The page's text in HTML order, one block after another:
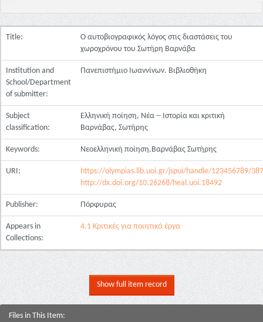
Title:
Ο αυτοβιογραφικός λόγος στις διαστάσεις του
χωροχρόνου του Σωτήρη Βαρνάβα
Institution and
School/Department
of submitter:
Πανεπιστήμιο Ιωαννίνων. Βιβλιοθήκη
Subject
classification:
Ελληνική ποίηση, Νέα -- Ιστορία και κριτική
Βαρνάβας, Σωτήρης
Keywords: Νεοελληνική ποίηση,Βαρνάβας Σωτήρης
URI:
https://olympias.lib.uoi.gr/jspui/handle/123456789/
http://dx.doi.org/10.26268/heal.uoi.18492
Publisher: Πόρφυρας
Appears in
Collections:
4.1 Κριτικές για ποιητικά έργα
Show full item record
Files in This Item: